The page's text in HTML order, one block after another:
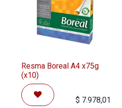
Resma Boreal A4 x75g
(x10)
$ 7.978,01